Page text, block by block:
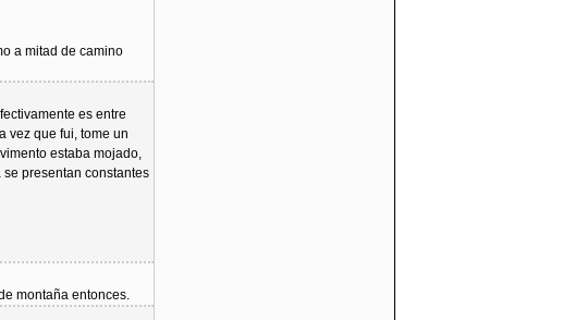
a mitad de camino
es entre
vez que fui, tome un
estaba mojado,
presentan constantes
montaña entonces.